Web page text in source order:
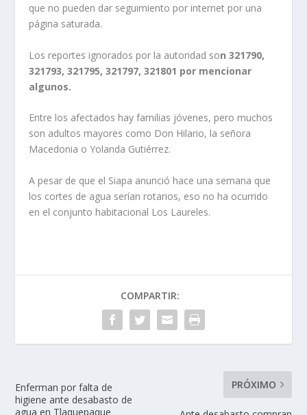
que no pueden dar seguimiento por internet por una
página saturada.
Los reportes ignorados por la autoridad son 321790,
321793, 321795, 321797, 321801 por mencionar
algunos.
Entre los afectados hay familias jóvenes, pero muchos
son adultos mayores como Don Hilario, la señora
Macedonia o Yolanda Gutiérrez.
A pesar de que el Siapa anunció hace una semana que
los cortes de agua serían rotarios, eso no ha ocurrido
en el conjunto habitacional Los Laureles.
COMPARTIR:
Enferman por falta de
higiene ante desabasto de
agua en Tlaquepaque
PRÓXIMO